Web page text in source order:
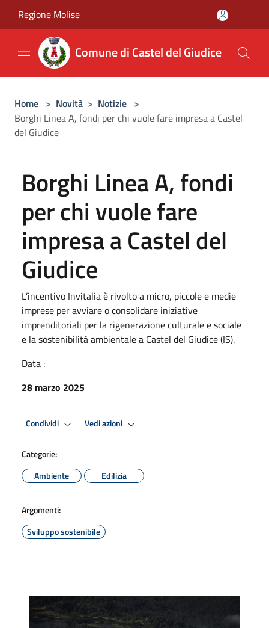
Regione Molise
Comune di Castel del Giudice
Home > Novità > Notizie >
Borghi Linea A, fondi per chi vuole fare impresa a Castel
del Giudice
Borghi Linea A, fondi
per chi vuole fare
impresa a Castel del
Giudice
L’incentivo Invitalia è rivolto a micro, piccole e medie
imprese per avviare o consolidare iniziative
imprenditoriali per la rigenerazione culturale e sociale
e la sostenibilità ambientale a Castel del Giudice (IS).
Data :
28 marzo 2025
Condividi Vedi azioni
Categorie:
Ambiente
Edilizia
Argomenti:
Sviluppo sostenibile